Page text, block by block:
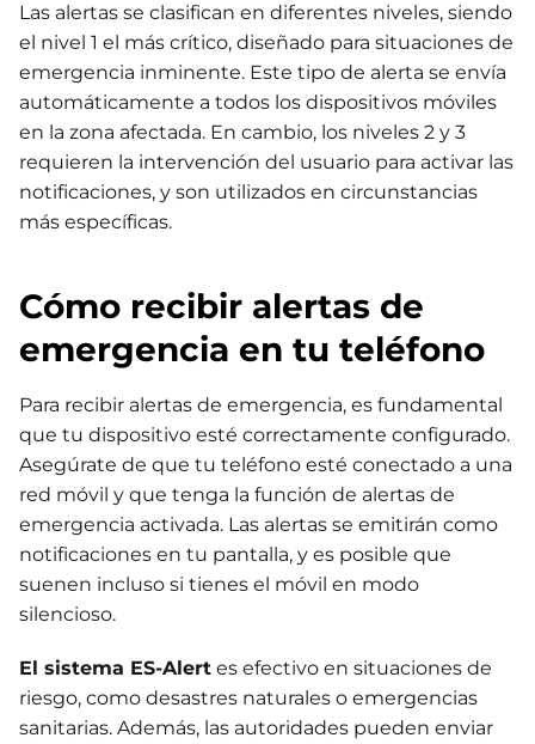
Las alertas se clasifican en diferentes niveles, siendo
el nivel 1 el más crítico, diseñado para situaciones de
emergencia inminente. Este tipo de alerta se envía
automáticamente a todos los dispositivos móviles
en la zona afectada. En cambio, los niveles 2 y 3
requieren la intervención del usuario para activar las
notificaciones, y son utilizados en circunstancias
más específicas.
Cómo recibir alertas de
emergencia en tu teléfono
Para recibir alertas de emergencia, es fundamental
que tu dispositivo esté correctamente configurado.
Asegúrate de que tu teléfono esté conectado a una
red móvil y que tenga la función de alertas de
emergencia activada. Las alertas se emitirán como
notificaciones en tu pantalla, y es posible que
suenen incluso si tienes el móvil en modo
silencioso.
El sistema ES-Alert es efectivo en situaciones de
riesgo, como desastres naturales o emergencias
sanitarias. Además, las autoridades pueden enviar